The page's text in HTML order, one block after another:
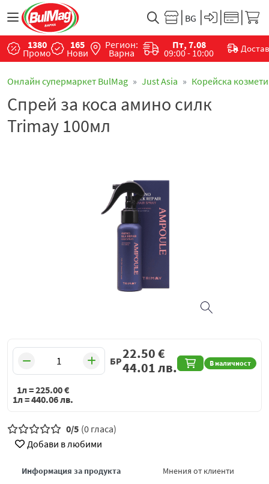
1380
Промо
165
Нови
Регион:
Варна
Пт, 7.08
09:00 - 10:00
Онлайн супермаркет BulMag Just Asia Корейска
Спрей за коса амино силк
Trimay 100мл
БР В наличност
22.50€
44.01лв.
1л =225.00€
1л =440.06лв.
0/5 (0 гласа)
Добави в любими
Информация за продукта
Мнения от клиенти